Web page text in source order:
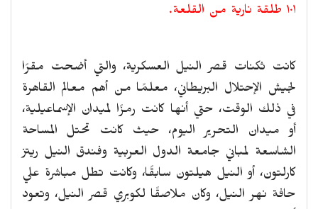
١٠١ طلقة نارية من القلعة.
كانت ثكنات قصر النيل العسكرية، والتي أضحت مقرًا
لجيش الإحتلال البريطاني، معلمًا من أهم معالم القاهرة
في ذلك الوقت، حتي أنها كانت رمزًا لميدان الإسماعيلية،
أو ميدان التحرير اليوم، حيث كانت تحتل المساحة
الشاسعة لمباني جامعة الدول العربية وفندق النيل ريتز
كارلتون، أو النيل هيلتون سابقًا، وكانت تطل مباشرة علي
حافة نهر النيل، وكان ملاصقًا لكوبري قصر النيل، وتعود